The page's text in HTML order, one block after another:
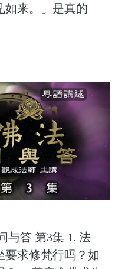
如来。」是真的
与答 第3集 1. 法
要求修梵行吗？如